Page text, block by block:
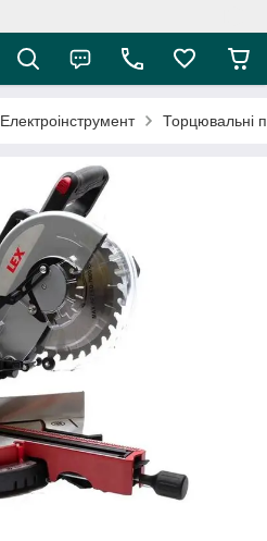
Електроінструмент Торцювальні